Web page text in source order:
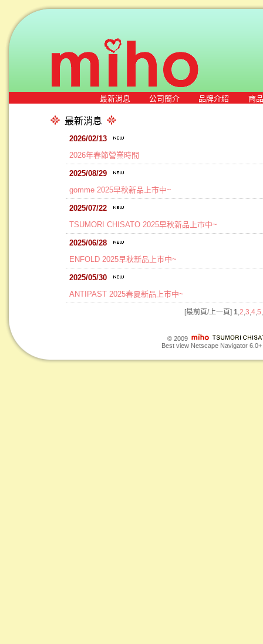
最新消息 公司簡介 品牌介紹 商
最新消息
2026/02/13
2026年春節營業時間
2025/08/29
gomme 2025早秋新品上市中~
2025/07/22
TSUMORI CHISATO 2025早秋新品上市中~
2025/06/28
ENFOLD 2025早秋新品上市中~
2025/05/30
ANTIPAST 2025春夏新品上市中~
[最前頁/上一頁] 1 2 3 4 5
© 2009
Best view Netscape Navigator